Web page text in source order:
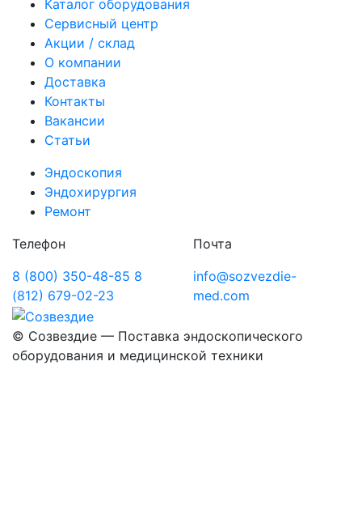
Каталог оборудования
Сервисный центр
Акции / склад
О компании
Доставка
Контакты
Вакансии
Статьи
Эндоскопия
Эндохирургия
Ремонт
Телефон
8 (800) 350-48-85 8
(812) 679-02-23
Почта
info@sozvezdie-
med.com
© Созвездие — Поставка эндоскопического
оборудования и медицинской техники